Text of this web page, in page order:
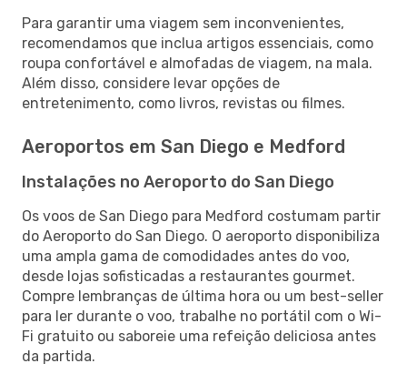
Para garantir uma viagem sem inconvenientes,
recomendamos que inclua artigos essenciais, como
roupa confortável e almofadas de viagem, na mala.
Além disso, considere levar opções de
entretenimento, como livros, revistas ou filmes.
Aeroportos em San Diego e Medford
Instalações no Aeroporto do San Diego
Os voos de San Diego para Medford costumam partir
do Aeroporto do San Diego. O aeroporto disponibiliza
uma ampla gama de comodidades antes do voo,
desde lojas sofisticadas a restaurantes gourmet.
Compre lembranças de última hora ou um best-seller
para ler durante o voo, trabalhe no portátil com o Wi-
Fi gratuito ou saboreie uma refeição deliciosa antes
da partida.